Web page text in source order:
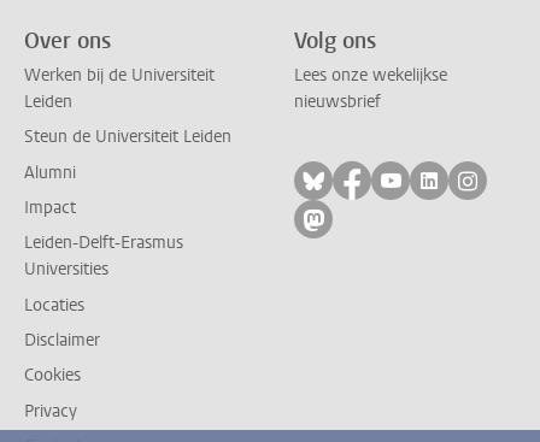
Over ons
Werken bij de Universiteit
Leiden
Steun de Universiteit Leiden
Alumni
Impact
Leiden-Delft-Erasmus
Universities
Locaties
Disclaimer
Cookies
Privacy
Volg ons
Lees onze wekelijkse
nieuwsbrief
Volg ons op bluesky
Volg ons op
Volg ons op
Volg ons
Volg
Volg ons op mastodon